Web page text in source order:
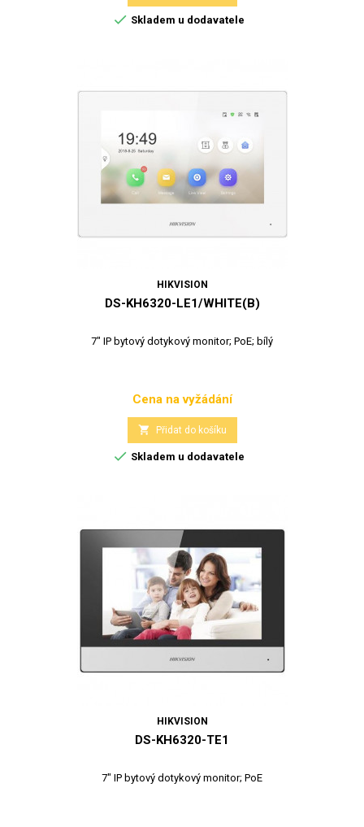
 Skladem u dodavatele
HIKVISION
DS-KH6320-LE1/WHITE(B)
7" IP bytový dotykový monitor; PoE; bílý
Cena
Cena na vyžádání
 Přidat do košíku
 Skladem u dodavatele
HIKVISION
DS-KH6320-TE1
7" IP bytový dotykový monitor; PoE